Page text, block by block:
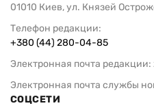
01010 Киев, ул. Князей
Телефон редакции:
+380 (44) 280-04-85
Электронная почта редакции:
Электронная почта службы
СОЦСЕТИ